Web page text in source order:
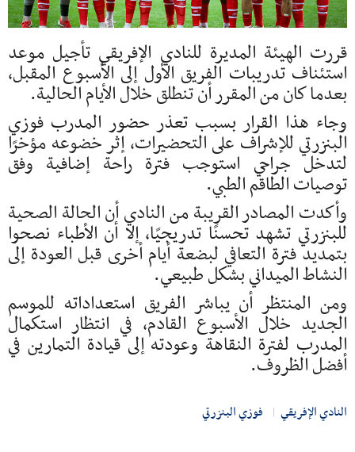
قررت الهيئة المديرة للنادي الإفريقي تأجيل موعد
استئناف تدريبات الفريق الأول إلى الأسبوع المقبل،
بعدما كان من المقرر أن تنطلق خلال الأيام الحالية.
وجاء هذا القرار بسبب تعذر حضور المدرب فوزي
البنزرتي للإشراف على التحضيرات، إثر خضوعه مؤخرًا
لتدخل جراحي استوجب فترة راحة إضافية وفق
توصيات الطاقم الطبي.
وأكدت المصادر القريبة من النادي أن الحالة الصحية
للبنزرتي تشهد تحسنًا تدريجيًا، إلا أن الأطباء نصحوا
بتمديد فترة التعافي لبضعة أيام أخرى قبل العودة إلى
النشاط الميداني بشكل طبيعي.
ومن المنتظر أن يباشر الفريق استعداداته للموسم
الجديد خلال الأسبوع القادم، في انتظار استكمال
المدرب لفترة النقاهة وعودته إلى قيادة التمارين في
أفضل الظروف.
النادي الإفريقي فوزي البنزرتي